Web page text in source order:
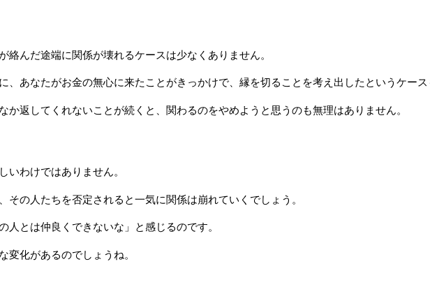
絡んだ途端に関係が壊れるケースは少なくありません。
、あなたがお金の無心に来たことがきっかけで、縁を切ることを考え出したというケース
か返してくれないことが続くと、関わるのをやめようと思うのも無理はありません。
いわけではありません。
その人たちを否定されると一気に関係は崩れていくでしょう。
人とは仲良くできないな」と感じるのです。
変化があるのでしょうね。